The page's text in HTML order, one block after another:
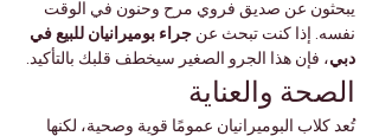
يبحثون عن صديق فروي مرح وحنون في الوقت
نفسه. إذا كنت تبحث عن جراء بوميرانيان للبيع في
دبي، فإن هذا الجرو الصغير سيخطف قلبك بالتأكيد.
الصحة والعناية
تُعد كلاب البوميرانيان عمومًا قوية وصحية، لكنها